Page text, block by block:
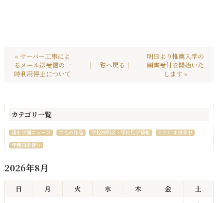
« サーバー工事によ
るメール送受信の一
時利用停止について
｜一覧へ戻る｜
明日より推薦入学の
願書受付を開始いた
します »
カテゴリ一覧
清水学園ニュース 生徒の作品 学校説明会・学校見学情報
ただいま授業中
学園四季便り
2026年8月
日 月 火 水 木 金 土